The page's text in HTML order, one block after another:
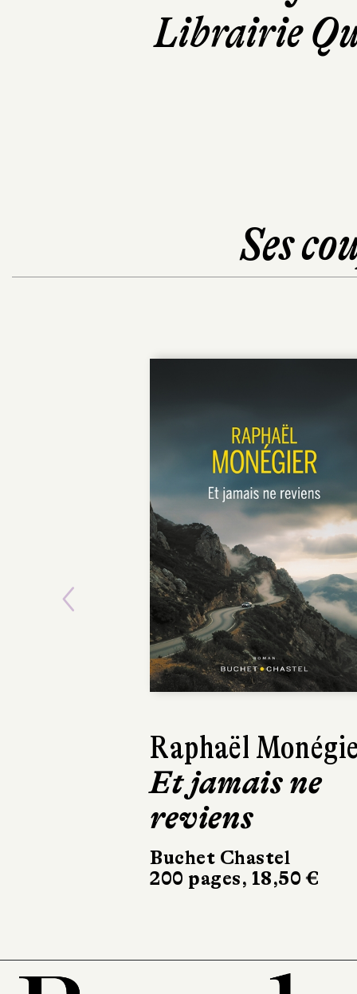
Librairie
Ses
Raphaël
Et jamais ne
reviens
Buchet Chastel
200 pages, 18,50 €
Previous